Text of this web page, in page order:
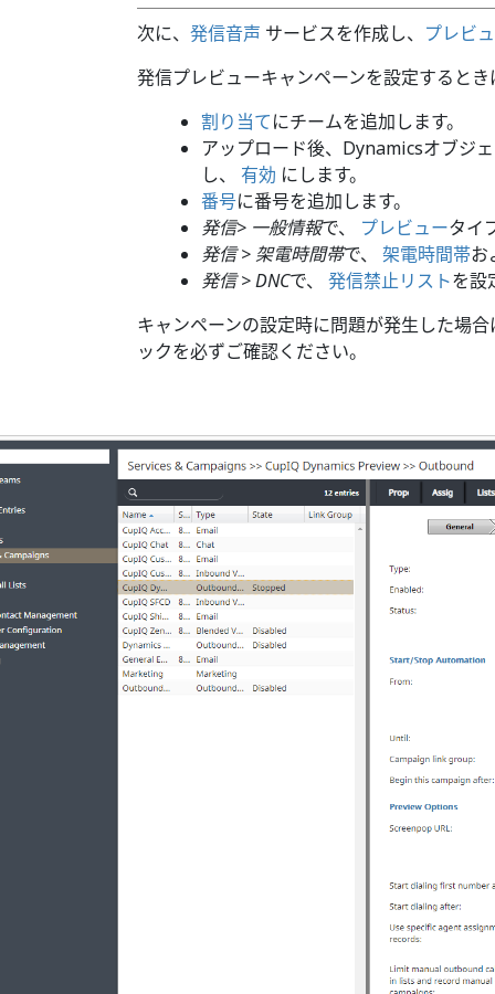
次に、 発信音声 サービスを作成し、 プレビ
発信プレビューキャンペーンを設定すると
割り当てにチームを追加します。
アップロード後、Dynamicsオブジ
し、 有効 にします。
番号に番号を追加します。
発信> 一般情報で、 プレビュータイ
発信 > 架電時間帯で、 架電時間帯お
発信 > DNCで、 発信禁止リストを設
キャンペーンの設定時に問題が発生した場合
ックを必ずご確認ください。